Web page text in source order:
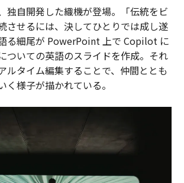
独自開発した織機が登場。「伝統をビ
させるには、決してひとりでは成し遂
る細尾が PowerPoint 上で Copilot に
ついての英語のスライドを作成。それ
ルタイム編集することで、仲間ととも
く様子が描かれている。